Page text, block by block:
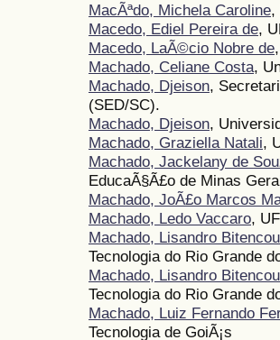
MacÃªdo, Michela Caroline,
Macedo, Ediel Pereira de,
Macedo, LaÃ©cio Nobre de
Machado, Celiane Costa,
Machado, Djeison,
(SED/SC).
Machado, Djeison,
Machado, Graziella Natali,
Machado, Jackelany de
EducaÃ§Ã£o de Minas
Machado, JoÃ£o Marcos
Machado, Ledo Vaccaro,
Machado, Lisandro
Tecnologia do Rio Grande
Machado, Lisandro
Tecnologia do Rio Grande
Machado, Luiz Fernando
Tecnologia de GoiÃ¡s